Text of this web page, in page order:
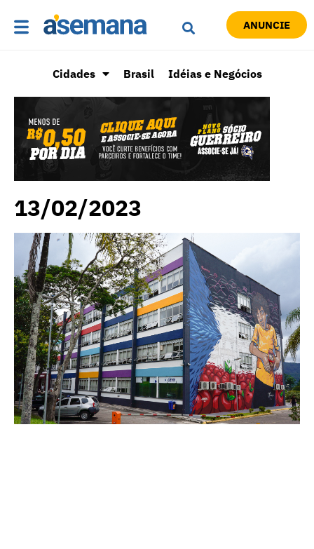
ANUNCIE
Cidades Brasil Idéias e Negócios
13/02/2023